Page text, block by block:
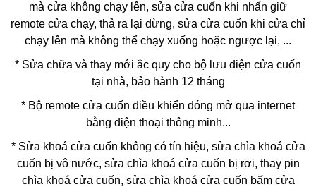
mà cửa không chạy lên, sửa cửa cuốn khi nhấn giữ
remote cửa chạy, thả ra lại dừng, sửa cửa cuốn khi cửa chỉ
chạy lên mà không thể chạy xuống hoặc ngược lại, ...
* Sửa chữa và thay mới ắc quy cho bộ lưu điện cửa cuốn
tại nhà, bảo hành 12 tháng
* Bộ remote cửa cuốn điều khiển đóng mở qua internet
bằng điện thoại thông minh...
* Sửa khoá cửa cuốn không có tín hiệu, sửa chìa khoá cửa
cuốn bị vô nước, sửa chìa khoá cửa cuốn bị rơi, thay pin
chìa khoá cửa cuốn, sửa chìa khoá cửa cuốn bấm cửa